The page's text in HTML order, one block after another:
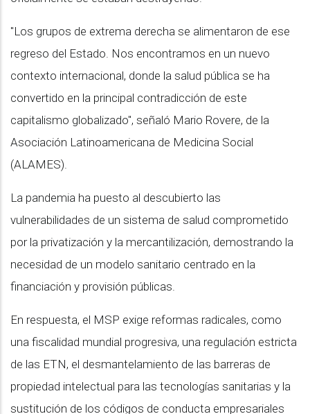
"Los grupos de extrema derecha se alimentaron de ese
regreso del Estado. Nos encontramos en un nuevo
contexto internacional, donde la salud pública se ha
convertido en la principal contradicción de este
capitalismo globalizado", señaló Mario Rovere, de la
Asociación Latinoamericana de Medicina Social
(ALAMES).
La pandemia ha puesto al descubierto las
vulnerabilidades de un sistema de salud comprometido
por la privatización y la mercantilización, demostrando la
necesidad de un modelo sanitario centrado en la
financiación y provisión públicas.
En respuesta, el MSP exige reformas radicales, como
una fiscalidad mundial progresiva, una regulación estricta
de las ETN, el desmantelamiento de las barreras de
propiedad intelectual para las tecnologías sanitarias y la
sustitución de los códigos de conducta empresariales